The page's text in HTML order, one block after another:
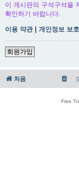
이 게시판의 구석구석을
확인하기 바랍니다.
이용 약관| 개인정보 보
회원가입
처음
Free